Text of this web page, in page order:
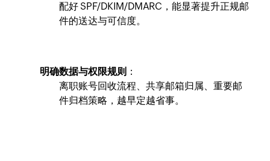
配好 SPF/DKIM/DMARC，能显著提升正规邮
件的送达与可信度。
明确数据与权限规则 ：
离职账号回收流程、共享邮箱归属、重要邮
件归档策略，越早定越省事。